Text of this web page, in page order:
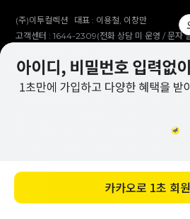
바로 구
(주)이투컬렉션 대표 : 이용철, 이창만
고객센터 :1644-2309(전화 상담 미 운영 / 문자
주소 :대구시 남구 대명남로 192
사업자등록번호 :514-81-83305
Overseas business :
Copyright Dailylike All rights reserved.
카카오로 1초 회